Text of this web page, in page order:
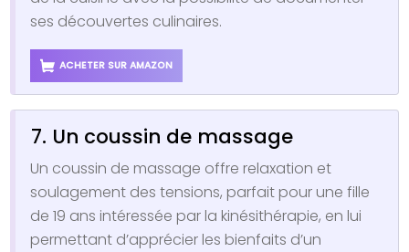
ses découvertes culinaires.
ACHETER SUR AMAZON
7. Un coussin de massage
Un coussin de massage offre relaxation et
soulagement des tensions, parfait pour une fille
de 19 ans intéressée par la kinésithérapie, en lui
permettant d’apprécier les bienfaits d’un